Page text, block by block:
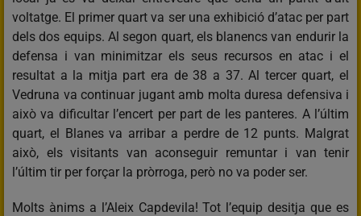
voltatge. El primer quart va ser una exhibició d’atac per part
dels dos equips. Al segon quart, els blanencs van endurir la
defensa i van minimitzar els seus recursos en atac i el
resultat a la mitja part era de 38 a 37. Al tercer quart, el
Vedruna va continuar jugant amb molta duresa defensiva i
això va dificultar l’encert per part de les panteres. A l’últim
quart, el Blanes va arribar a perdre de 12 punts. Malgrat
això, els visitants van aconseguir remuntar i van tenir
l’últim tir per forçar la pròrroga, però no va poder ser.
Molts ànims a l’Aleix Capdevila! Tot l’equip desitja que es